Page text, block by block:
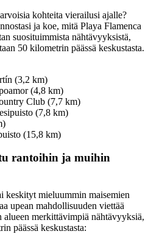
kohteita vierailusi ajalle?
ja koe, mitä Playa Flamenca
suosituimmista nähtävyyksistä,
50 kilometrin päässä keskustasta.
(3,2 km)
(4,8 km)
Club (7,7 km)
(7,8 km)
(15,8 km)
rantoihin ja muihin
keskityt mieluummin maisemien
upean mahdollisuuden viettää
merkittävimpiä nähtävyyksiä,
päässä keskustasta: